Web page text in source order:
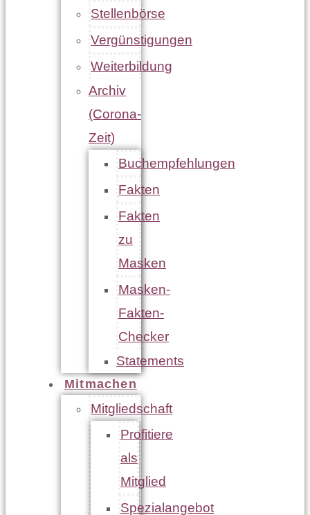
Stellenbörse
Vergünstigungen
Weiterbildung
Archiv
(Corona-
Zeit)
Buchempfehlungen
Fakten
Fakten
zu
Masken
Masken-
Fakten-
Checker
Statements
Mitmachen
Mitgliedschaft
Profitiere
als
Mitglied
Spezialangebot